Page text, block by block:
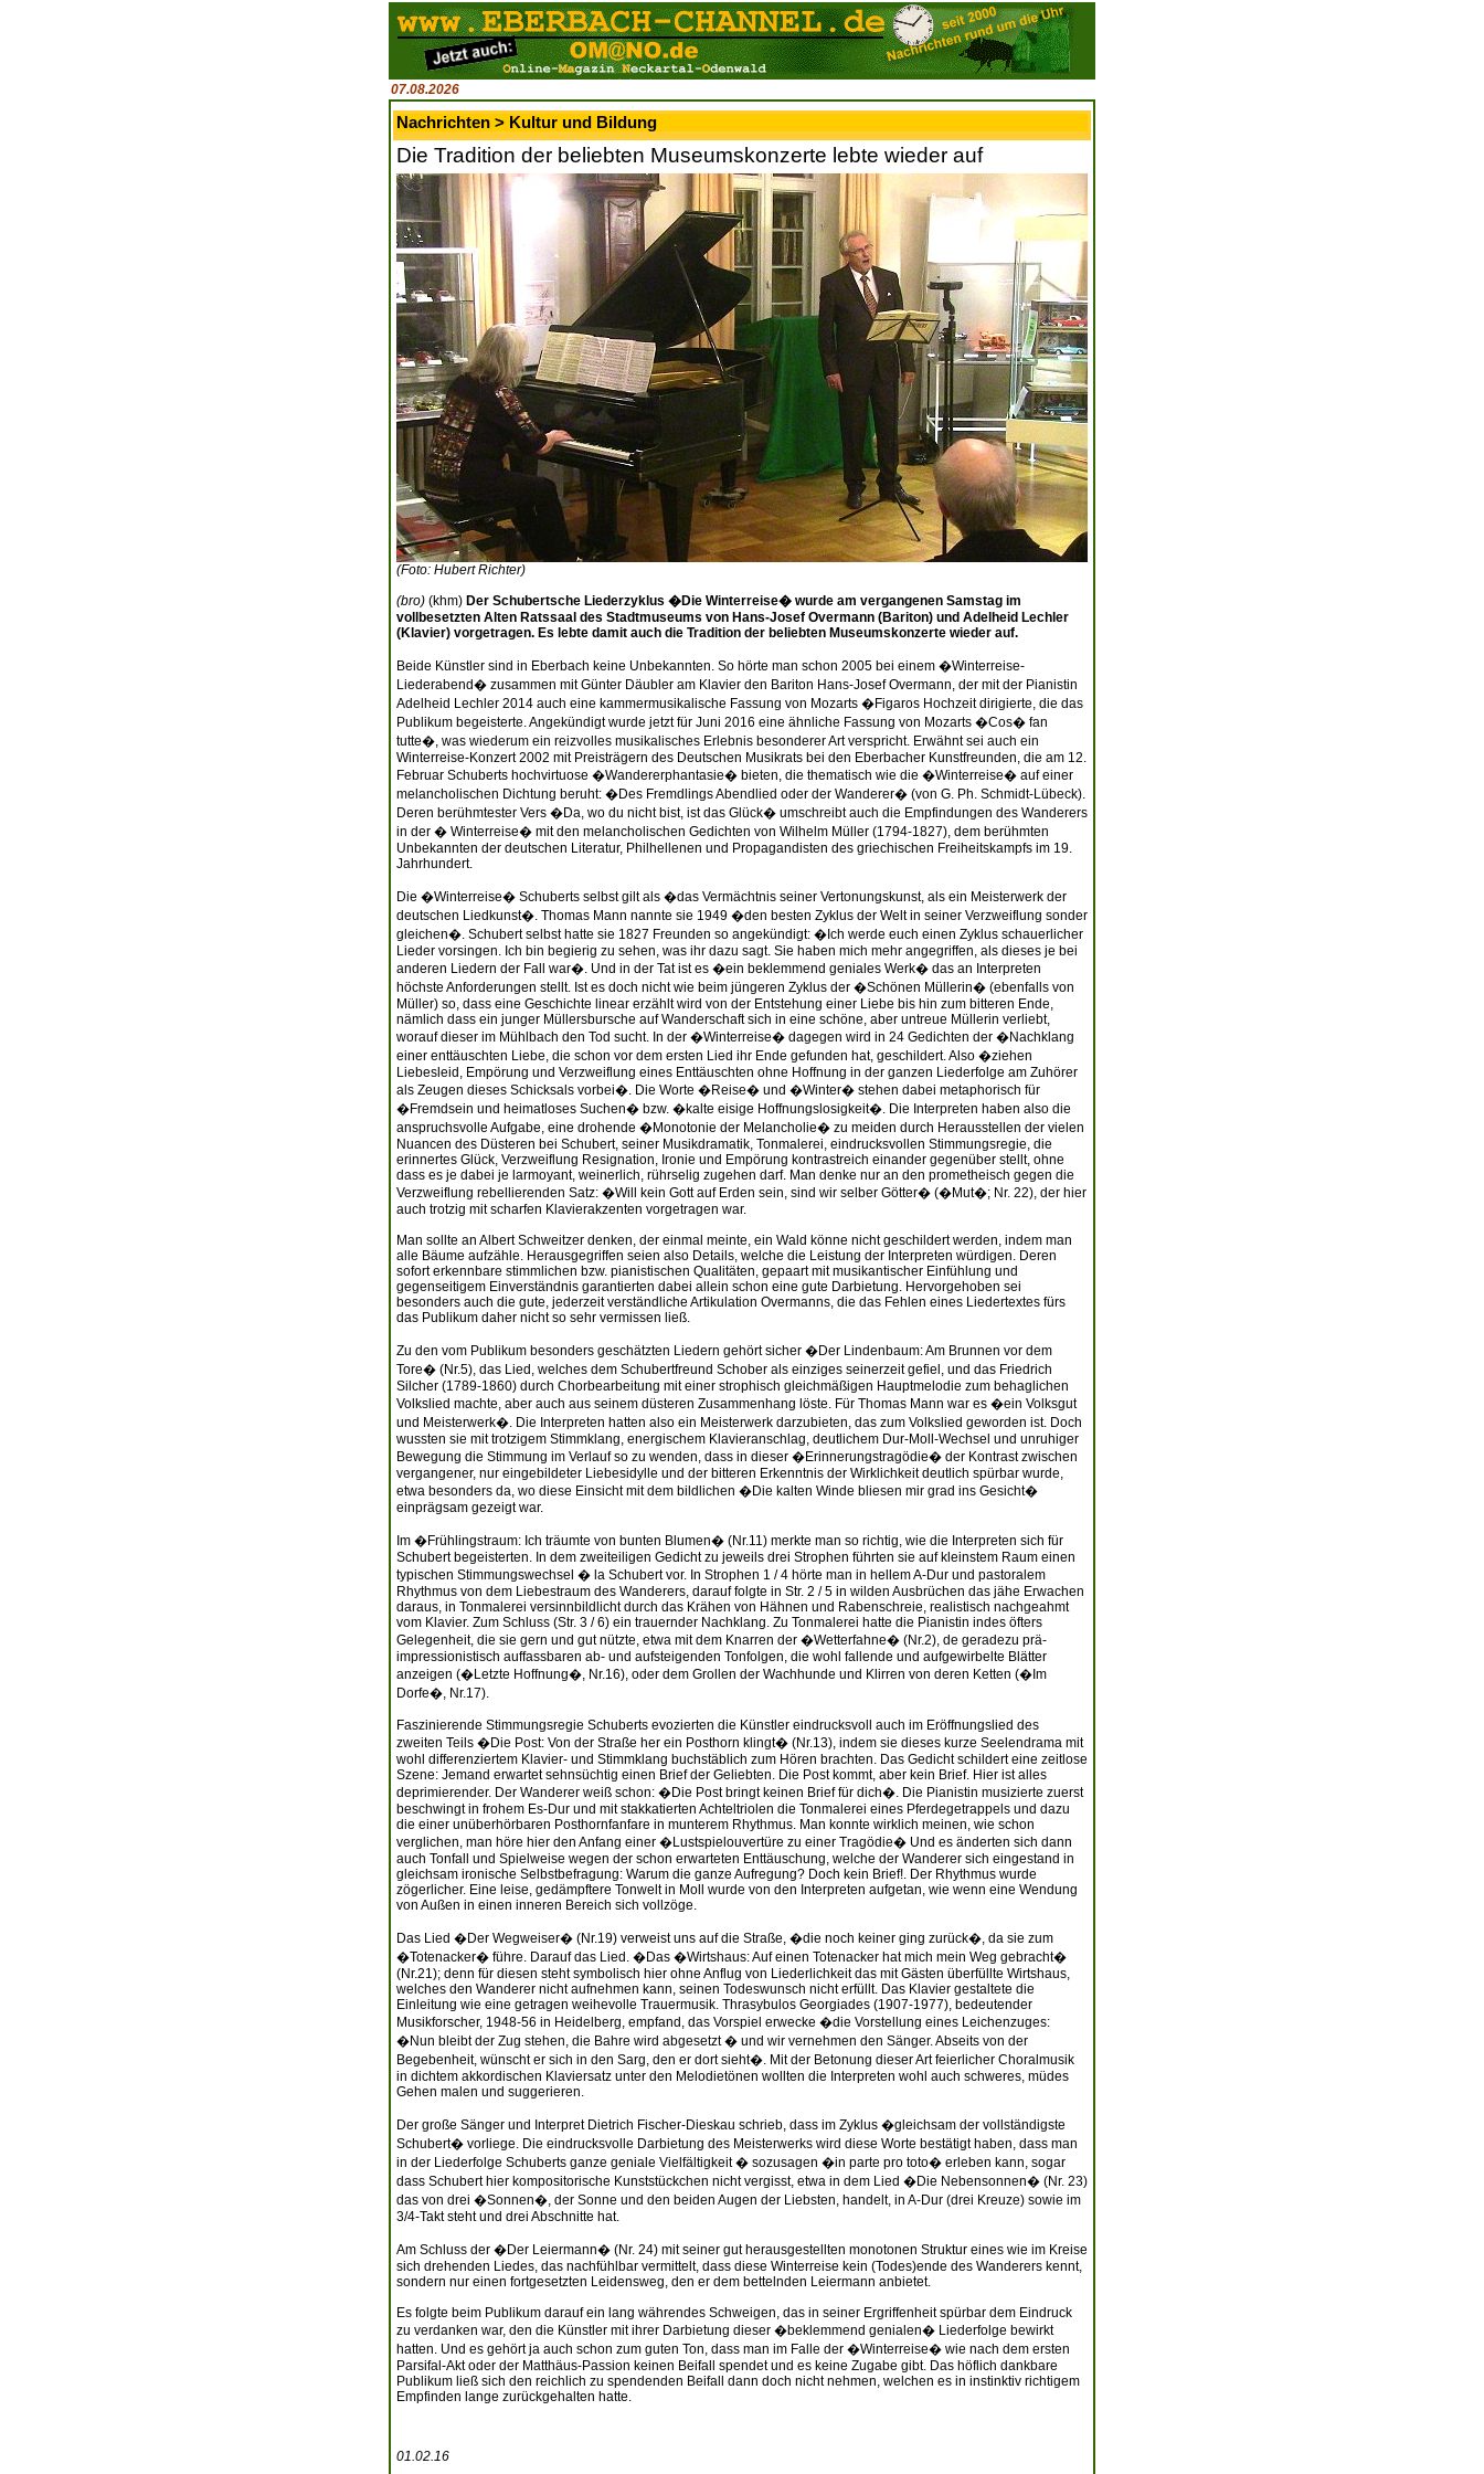
07.08.2026
Nachrichten > Kultur und Bildung
Die Tradition der beliebten Museumskonzerte lebte wieder auf
(Foto: Hubert Richter)
(bro) (khm) Der Schubertsche Liederzyklus �Die Winterreise� wurde am vergangenen Samstag im
vollbesetzten Alten Ratssaal des Stadtmuseums von Hans-Josef Overmann (Bariton) und Adelheid Lechler
(Klavier) vorgetragen. Es lebte damit auch die Tradition der beliebten Museumskonzerte wieder auf.
Beide Künstler sind in Eberbach keine Unbekannten. So hörte man schon 2005 bei einem �Winterreise-
Liederabend� zusammen mit Günter Däubler am Klavier den Bariton Hans-Josef Overmann, der mit der Pianistin
Adelheid Lechler 2014 auch eine kammermusikalische Fassung von Mozarts �Figaros Hochzeit dirigierte, die das
Publikum begeisterte. Angekündigt wurde jetzt für Juni 2016 eine ähnliche Fassung von Mozarts �Cos� fan
tutte�, was wiederum ein reizvolles musikalisches Erlebnis besonderer Art verspricht. Erwähnt sei auch ein
Winterreise-Konzert 2002 mit Preisträgern des Deutschen Musikrats bei den Eberbacher Kunstfreunden, die am 12.
Februar Schuberts hochvirtuose �Wandererphantasie� bieten, die thematisch wie die �Winterreise� auf einer
melancholischen Dichtung beruht: �Des Fremdlings Abendlied oder der Wanderer� (von G. Ph. Schmidt-Lübeck).
Deren berühmtester Vers �Da, wo du nicht bist, ist das Glück� umschreibt auch die Empfindungen des Wanderers
in der � Winterreise� mit den melancholischen Gedichten von Wilhelm Müller (1794-1827), dem berühmten
Unbekannten der deutschen Literatur, Philhellenen und Propagandisten des griechischen Freiheitskampfs im 19.
Jahrhundert.
Die �Winterreise� Schuberts selbst gilt als �das Vermächtnis seiner Vertonungskunst, als ein Meisterwerk der
deutschen Liedkunst�. Thomas Mann nannte sie 1949 �den besten Zyklus der Welt in seiner Verzweiflung sonder
gleichen�. Schubert selbst hatte sie 1827 Freunden so angekündigt: �Ich werde euch einen Zyklus schauerlicher
Lieder vorsingen. Ich bin begierig zu sehen, was ihr dazu sagt. Sie haben mich mehr angegriffen, als dieses je bei
anderen Liedern der Fall war�. Und in der Tat ist es �ein beklemmend geniales Werk� das an Interpreten
höchste Anforderungen stellt. Ist es doch nicht wie beim jüngeren Zyklus der �Schönen Müllerin� (ebenfalls von
Müller) so, dass eine Geschichte linear erzählt wird von der Entstehung einer Liebe bis hin zum bitteren Ende,
nämlich dass ein junger Müllersbursche auf Wanderschaft sich in eine schöne, aber untreue Müllerin verliebt,
worauf dieser im Mühlbach den Tod sucht. In der �Winterreise� dagegen wird in 24 Gedichten der �Nachklang
einer enttäuschten Liebe, die schon vor dem ersten Lied ihr Ende gefunden hat, geschildert. Also �ziehen
Liebesleid, Empörung und Verzweiflung eines Enttäuschten ohne Hoffnung in der ganzen Liederfolge am Zuhörer
als Zeugen dieses Schicksals vorbei�. Die Worte �Reise� und �Winter� stehen dabei metaphorisch für
�Fremdsein und heimatloses Suchen� bzw. �kalte eisige Hoffnungslosigkeit�. Die Interpreten haben also die
anspruchsvolle Aufgabe, eine drohende �Monotonie der Melancholie� zu meiden durch Herausstellen der vielen
Nuancen des Düsteren bei Schubert, seiner Musikdramatik, Tonmalerei, eindrucksvollen Stimmungsregie, die
erinnertes Glück, Verzweiflung Resignation, Ironie und Empörung kontrastreich einander gegenüber stellt, ohne
dass es je dabei je larmoyant, weinerlich, rührselig zugehen darf. Man denke nur an den prometheisch gegen die
Verzweiflung rebellierenden Satz: �Will kein Gott auf Erden sein, sind wir selber Götter� (�Mut�; Nr. 22), der hier
auch trotzig mit scharfen Klavierakzenten vorgetragen war.
Man sollte an Albert Schweitzer denken, der einmal meinte, ein Wald könne nicht geschildert werden, indem man
alle Bäume aufzähle. Herausgegriffen seien also Details, welche die Leistung der Interpreten würdigen. Deren
sofort erkennbare stimmlichen bzw. pianistischen Qualitäten, gepaart mit musikantischer Einfühlung und
gegenseitigem Einverständnis garantierten dabei allein schon eine gute Darbietung. Hervorgehoben sei
besonders auch die gute, jederzeit verständliche Artikulation Overmanns, die das Fehlen eines Liedertextes fürs
das Publikum daher nicht so sehr vermissen ließ.
Zu den vom Publikum besonders geschätzten Liedern gehört sicher �Der Lindenbaum: Am Brunnen vor dem
Tore� (Nr.5), das Lied, welches dem Schubertfreund Schober als einziges seinerzeit gefiel, und das Friedrich
Silcher (1789-1860) durch Chorbearbeitung mit einer strophisch gleichmäßigen Hauptmelodie zum behaglichen
Volkslied machte, aber auch aus seinem düsteren Zusammenhang löste. Für Thomas Mann war es �ein Volksgut
und Meisterwerk�. Die Interpreten hatten also ein Meisterwerk darzubieten, das zum Volkslied geworden ist. Doch
wussten sie mit trotzigem Stimmklang, energischem Klavieranschlag, deutlichem Dur-Moll-Wechsel und unruhiger
Bewegung die Stimmung im Verlauf so zu wenden, dass in dieser �Erinnerungstragödie� der Kontrast zwischen
vergangener, nur eingebildeter Liebesidylle und der bitteren Erkenntnis der Wirklichkeit deutlich spürbar wurde,
etwa besonders da, wo diese Einsicht mit dem bildlichen �Die kalten Winde bliesen mir grad ins Gesicht�
einprägsam gezeigt war.
Im �Frühlingstraum: Ich träumte von bunten Blumen� (Nr.11) merkte man so richtig, wie die Interpreten sich für
Schubert begeisterten. In dem zweiteiligen Gedicht zu jeweils drei Strophen führten sie auf kleinstem Raum einen
typischen Stimmungswechsel � la Schubert vor. In Strophen 1 / 4 hörte man in hellem A-Dur und pastoralem
Rhythmus von dem Liebestraum des Wanderers, darauf folgte in Str. 2 / 5 in wilden Ausbrüchen das jähe Erwachen
daraus, in Tonmalerei versinnbildlicht durch das Krähen von Hähnen und Rabenschreie, realistisch nachgeahmt
vom Klavier. Zum Schluss (Str. 3 / 6) ein trauernder Nachklang. Zu Tonmalerei hatte die Pianistin indes öfters
Gelegenheit, die sie gern und gut nützte, etwa mit dem Knarren der �Wetterfahne� (Nr.2), de geradezu prä-
impressionistisch auffassbaren ab- und aufsteigenden Tonfolgen, die wohl fallende und aufgewirbelte Blätter
anzeigen (�Letzte Hoffnung�, Nr.16), oder dem Grollen der Wachhunde und Klirren von deren Ketten (�Im
Dorfe�, Nr.17).
Faszinierende Stimmungsregie Schuberts evozierten die Künstler eindrucksvoll auch im Eröffnungslied des
zweiten Teils �Die Post: Von der Straße her ein Posthorn klingt� (Nr.13), indem sie dieses kurze Seelendrama mit
wohl differenziertem Klavier- und Stimmklang buchstäblich zum Hören brachten. Das Gedicht schildert eine zeitlose
Szene: Jemand erwartet sehnsüchtig einen Brief der Geliebten. Die Post kommt, aber kein Brief. Hier ist alles
deprimierender. Der Wanderer weiß schon: �Die Post bringt keinen Brief für dich�. Die Pianistin musizierte zuerst
beschwingt in frohem Es-Dur und mit stakkatierten Achteltriolen die Tonmalerei eines Pferdegetrappels und dazu
die einer unüberhörbaren Posthornfanfare in munterem Rhythmus. Man konnte wirklich meinen, wie schon
verglichen, man höre hier den Anfang einer �Lustspielouvertüre zu einer Tragödie� Und es änderten sich dann
auch Tonfall und Spielweise wegen der schon erwarteten Enttäuschung, welche der Wanderer sich eingestand in
gleichsam ironische Selbstbefragung: Warum die ganze Aufregung? Doch kein Brief!. Der Rhythmus wurde
zögerlicher. Eine leise, gedämpftere Tonwelt in Moll wurde von den Interpreten aufgetan, wie wenn eine Wendung
von Außen in einen inneren Bereich sich vollzöge.
Das Lied �Der Wegweiser� (Nr.19) verweist uns auf die Straße, �die noch keiner ging zurück�, da sie zum
�Totenacker� führe. Darauf das Lied. �Das �Wirtshaus: Auf einen Totenacker hat mich mein Weg gebracht�
(Nr.21); denn für diesen steht symbolisch hier ohne Anflug von Liederlichkeit das mit Gästen überfüllte Wirtshaus,
welches den Wanderer nicht aufnehmen kann, seinen Todeswunsch nicht erfüllt. Das Klavier gestaltete die
Einleitung wie eine getragen weihevolle Trauermusik. Thrasybulos Georgiades (1907-1977), bedeutender
Musikforscher, 1948-56 in Heidelberg, empfand, das Vorspiel erwecke �die Vorstellung eines Leichenzuges:
�Nun bleibt der Zug stehen, die Bahre wird abgesetzt � und wir vernehmen den Sänger. Abseits von der
Begebenheit, wünscht er sich in den Sarg, den er dort sieht�. Mit der Betonung dieser Art feierlicher Choralmusik
in dichtem akkordischen Klaviersatz unter den Melodietönen wollten die Interpreten wohl auch schweres, müdes
Gehen malen und suggerieren.
Der große Sänger und Interpret Dietrich Fischer-Dieskau schrieb, dass im Zyklus �gleichsam der vollständigste
Schubert� vorliege. Die eindrucksvolle Darbietung des Meisterwerks wird diese Worte bestätigt haben, dass man
in der Liederfolge Schuberts ganze geniale Vielfältigkeit � sozusagen �in parte pro toto� erleben kann, sogar
dass Schubert hier kompositorische Kunststückchen nicht vergisst, etwa in dem Lied �Die Nebensonnen� (Nr. 23)
das von drei �Sonnen�, der Sonne und den beiden Augen der Liebsten, handelt, in A-Dur (drei Kreuze) sowie im
3/4-Takt steht und drei Abschnitte hat.
Am Schluss der �Der Leiermann� (Nr. 24) mit seiner gut herausgestellten monotonen Struktur eines wie im Kreise
sich drehenden Liedes, das nachfühlbar vermittelt, dass diese Winterreise kein (Todes)ende des Wanderers kennt,
sondern nur einen fortgesetzten Leidensweg, den er dem bettelnden Leiermann anbietet.
Es folgte beim Publikum darauf ein lang währendes Schweigen, das in seiner Ergriffenheit spürbar dem Eindruck
zu verdanken war, den die Künstler mit ihrer Darbietung dieser �beklemmend genialen� Liederfolge bewirkt
hatten. Und es gehört ja auch schon zum guten Ton, dass man im Falle der �Winterreise� wie nach dem ersten
Parsifal-Akt oder der Matthäus-Passion keinen Beifall spendet und es keine Zugabe gibt. Das höflich dankbare
Publikum ließ sich den reichlich zu spendenden Beifall dann doch nicht nehmen, welchen es in instinktiv richtigem
Empfinden lange zurückgehalten hatte.
01.02.16